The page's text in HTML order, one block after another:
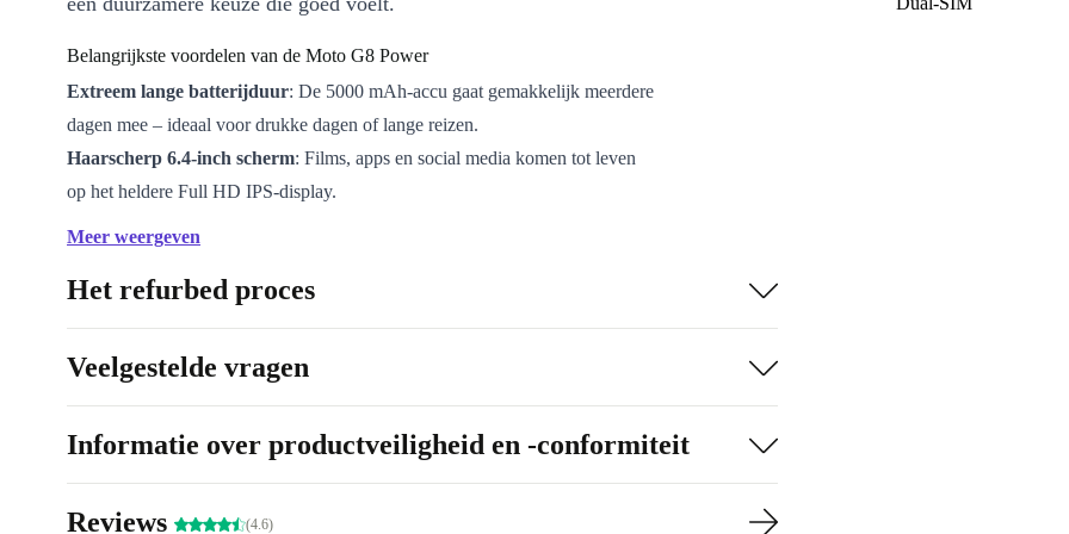
Belangrijkste voordelen van de Moto G8 Power
Extreem lange batterijduur: De 5000 mAh-accu gaat gemakkelijk meerdere
dagen mee – ideaal voor drukke dagen of lange reizen.
Haarscherp 6.4-inch scherm: Films, apps en social media komen tot leven
op het heldere Full HD IPS-display.
Veelzijdige camera’s : Leg elke dag vast met heldere foto’s en selfies dankzij
de 16 MP frontcamera. Perfect voor videochats, social media of spontane
momenten.
Veilig en vlot ontgrendelen: De vingerafdruksensor aan de achterkant
Meer weergeven
Het refurbed proces
Veelgestelde vragen
Informatie over productveiligheid en -conformiteit
Reviews (4.6)